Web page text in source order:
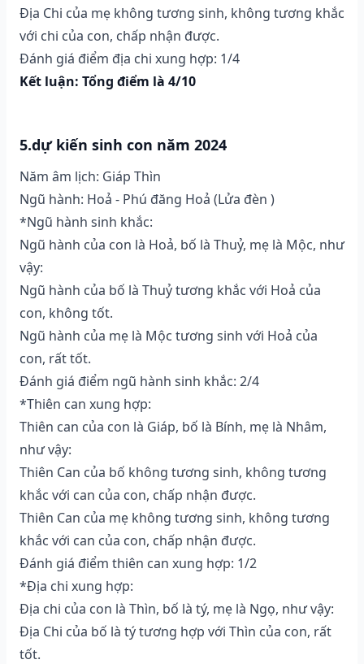
Địa Chi của mẹ không tương sinh, không tương khắc
với chi của con, chấp nhận được.
Đánh giá điểm địa chi xung hợp: 1/4
Kết luận: Tổng điểm là 4/10
5.dự kiến sinh con năm 2024
Năm âm lịch: Giáp Thìn
Ngũ hành: Hoả - Phú đăng Hoả (Lửa đèn )
*Ngũ hành sinh khắc:
Ngũ hành của con là Hoả, bố là Thuỷ, mẹ là Mộc, như
vậy:
Ngũ hành của bố là Thuỷ tương khắc với Hoả của
con, không tốt.
Ngũ hành của mẹ là Mộc tương sinh với Hoả của
con, rất tốt.
Đánh giá điểm ngũ hành sinh khắc: 2/4
*Thiên can xung hợp:
Thiên can của con là Giáp, bố là Bính, mẹ là Nhâm,
như vậy:
Thiên Can của bố không tương sinh, không tương
khắc với can của con, chấp nhận được.
Thiên Can của mẹ không tương sinh, không tương
khắc với can của con, chấp nhận được.
Đánh giá điểm thiên can xung hợp: 1/2
*Địa chi xung hợp:
Địa chi của con là Thìn, bố là tý, mẹ là Ngọ, như vậy:
Địa Chi của bố là tý tương hợp với Thìn của con, rất
tốt.